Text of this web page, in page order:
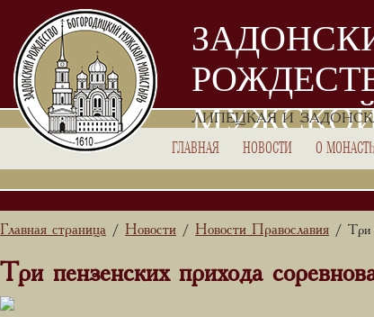
ЛИПЕЦКАЯ И
ГЛАВНАЯ НОВОСТИ О
Главная страница / Новости / Новости Православия / Три
Три пензенских прихода